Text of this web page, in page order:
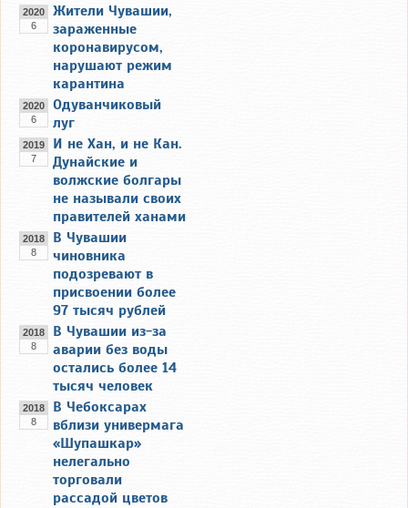
2020
6
Жители Чувашии,
зараженные
коронавирусом,
нарушают режим
карантина
2020
6
Одуванчиковый
луг
2019
7
И не Хан, и не Кан.
Дунайские и
волжские болгары
не называли своих
правителей ханами
2018
8
В Чувашии
чиновника
подозревают в
присвоении более
97 тысяч рублей
2018
8
В Чувашии из-за
аварии без воды
остались более 14
тысяч человек
2018
8
В Чебоксарах
вблизи универмага
«Шупашкар»
нелегально
торговали
рассадой цветов